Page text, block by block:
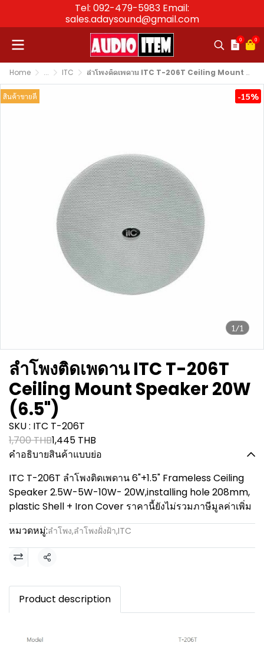
Tel: 092-479-5983 Email:
sales.adaysound@gmail.com
0 0
Home ... ITC ลำโพงติดเพดาน ITC T-206T Ceiling Mount Speaker 20W (6.5")
1/1
สินค้าขายดี -15%
ลำโพงติดเพดาน ITC T-206T
Ceiling Mount Speaker 20W
(6.5")
SKU : ITC T-206T
1,700 THB1,445 THB
คำอธิบายสินค้าแบบย่อ
ITC T-206T ลำโพงติดเพดาน 6"+1.5" Frameless Ceiling
Speaker 2.5W-5W-10W- 20W,installing hole 208mm,
plastic Shell + Iron Cover ราคานี้ยังไม่รวมภาษีมูลค่าเพิ่ม
หมวดหมู่:ลำโพง,ลำโพงฝั่งฝ้า,ITC
แชร์
Product description